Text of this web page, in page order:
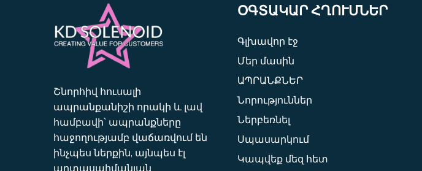
Շնորհիվ հուսալի
ապրանքանիշի որակի և լավ
համբավի՝ ապրանքները
հաջողությամբ վաճառվում են
ինչպես ներքին, այնպես էլ
ՕԳՏԱԿԱՐ ՀՂՈՒՄՆԵՐ
Գլխավոր էջ
Մեր մասին
ԱՊՐԱՆՔՆԵՐ
Նորություններ
Ներբեռնել
Սպասարկում
Կապվեք մեզ հետ